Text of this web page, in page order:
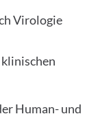
Virologie
Human- und